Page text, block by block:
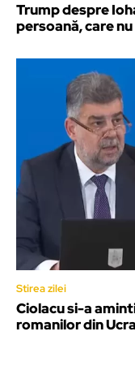
Trump despre
persoană, care
Stirea zilei
Ciolacu si-a
romanilor din